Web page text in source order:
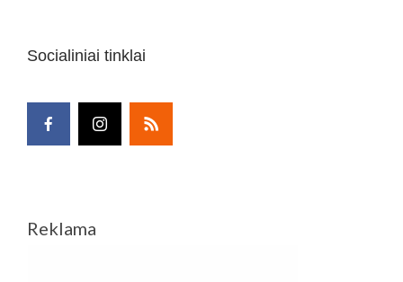
Socialiniai tinklai
Reklama